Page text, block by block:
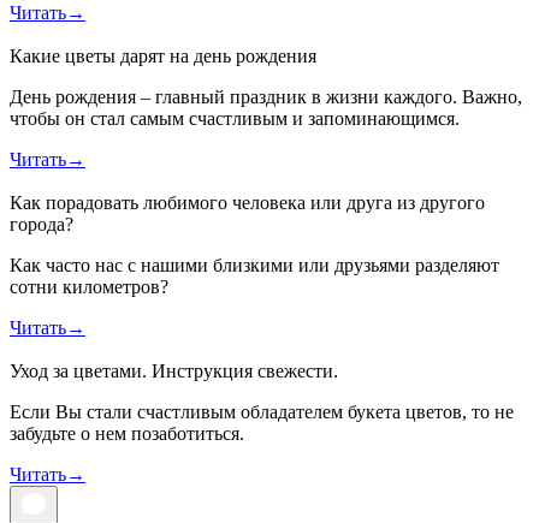
Читать→
Какие цветы дарят на день рождения
День рождения – главный праздник в жизни каждого. Важно,
чтобы он стал самым счастливым и запоминающимся.
Читать→
Как порадовать любимого человека или друга из другого
города?
Как часто нас с нашими близкими или друзьями разделяют
сотни километров?
Читать→
Уход за цветами. Инструкция свежести.
Если Вы стали счастливым обладателем букета цветов, то не
забудьте о нем позаботиться.
Читать→